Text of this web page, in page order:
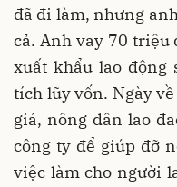
đã đi làm, nhưng
cả. Anh vay 70 triệu
xuất khẩu lao động
tích lũy vốn. Ngày
giá, nông dân lao
công ty để giúp đỡ
việc làm cho người